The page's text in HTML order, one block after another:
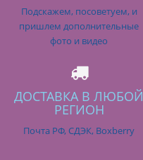
Подскажем, посоветуем, и
пришлем дополнительные
фото и видео
ДОСТАВКА В ЛЮБОЙ
РЕГИОН
Почта РФ, СДЭК, Boxberry